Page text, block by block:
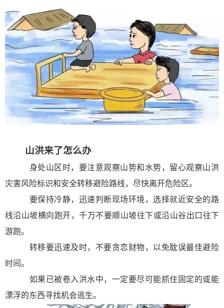
山洪来了怎么办
身处山区时，要注意观察山势和水势，留心观察山洪
灾害风险标识和安全转移避险路线，尽快离开危险区。
要保持冷静，迅速判断现场环境，选择就近安全的路
线沿山坡横向跑开，千万不要顺山坡往下或沿山谷出口往下
游跑。
转移要迅速及时，不要贪恋财物，以免耽误最佳避险
时间。
如果已被卷入洪水中，一定要尽可能抓住固定的或能
漂浮的东西寻找机会逃生。